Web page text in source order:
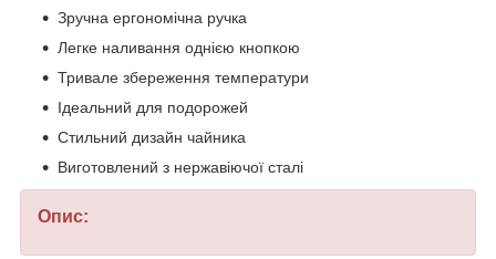
Зручна ергономічна ручка
Легке наливання однією кнопкою
Тривале збереження температури
Ідеальний для подорожей
Стильний дизайн чайника
Виготовлений з нержавіючої сталі
Опис: